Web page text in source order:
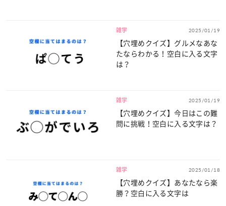
雑学 2025/01/19
【穴埋めクイズ】グルメなあな
たならわかる！空白に入る文字
は？
雑学 2025/01/19
【穴埋めクイズ】今日はこの難
問に挑戦！空白に入る文字は？
雑学 2025/01/18
【穴埋めクイズ】あなたなら楽
勝？空白に入る文字は